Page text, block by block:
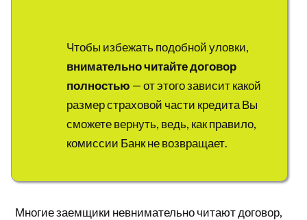
Чтобы избежать подобной уловки,
внимательно читайте договор
полностью — от этого зависит какой
размер страховой части кредита Вы
сможете вернуть, ведь, как правило,
комиссии Банк не возвращает.
Многие заемщики невнимательно читают договор,